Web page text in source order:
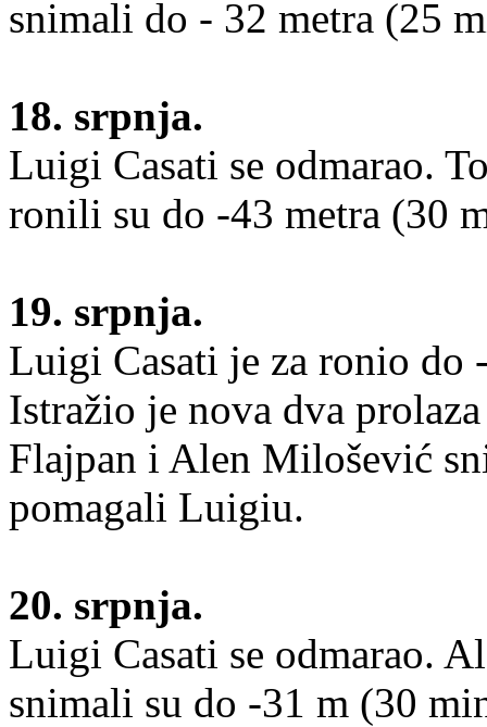
snimali do - 32 metra (25
18. srpnja.
Luigi Casati se odmarao.
ronili su do -43 metra (30
19. srpnja.
Luigi Casati je za ronio do
Istražio je nova dva
Flajpan i Alen Milošević
pomagali Luigiu.
20. srpnja.
Luigi Casati se odmarao.
snimali su do -31 m (30